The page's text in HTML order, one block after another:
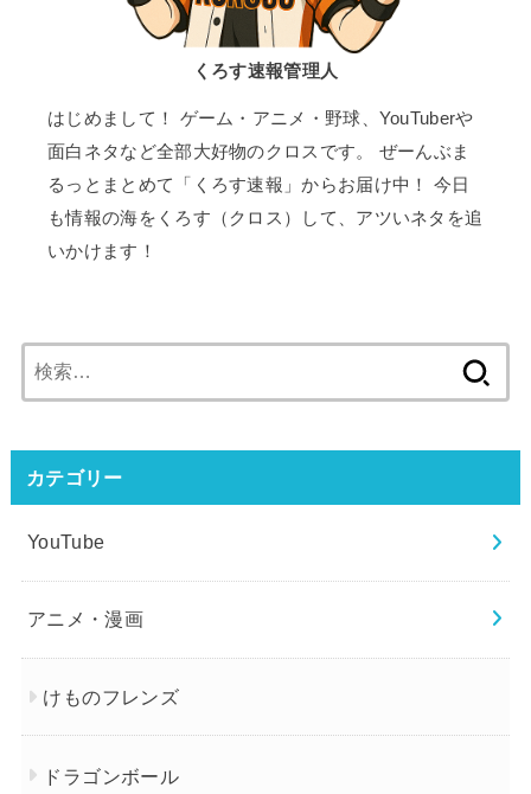
くろす速報管理人
はじめまして！ ゲーム・アニメ・野球、YouTuberや
面白ネタなど全部大好物のクロスです。 ぜーんぶま
るっとまとめて「くろす速報」からお届け中！ 今日
も情報の海をくろす（クロス）して、アツいネタを追
いかけます！
索:
カテゴリー
YouTube
アニメ・漫画
けものフレンズ
ドラゴンボール